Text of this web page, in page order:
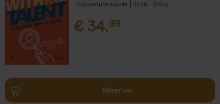
Couverture souple
2026 200
€ 34,99
Réserver